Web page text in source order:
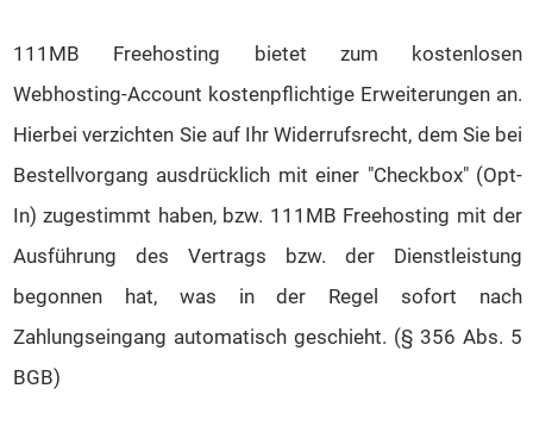
111MB Freehosting bietet zum kostenlosen
Webhosting-Account kostenpflichtige Erweiterungen an.
Hierbei verzichten Sie auf Ihr Widerrufsrecht, dem Sie bei
Bestellvorgang ausdrücklich mit einer "Checkbox" (Opt-
In) zugestimmt haben, bzw. 111MB Freehosting mit der
Ausführung des Vertrags bzw. der Dienstleistung
begonnen hat, was in der Regel sofort nach
Zahlungseingang automatisch geschieht. (§ 356 Abs. 5
BGB)